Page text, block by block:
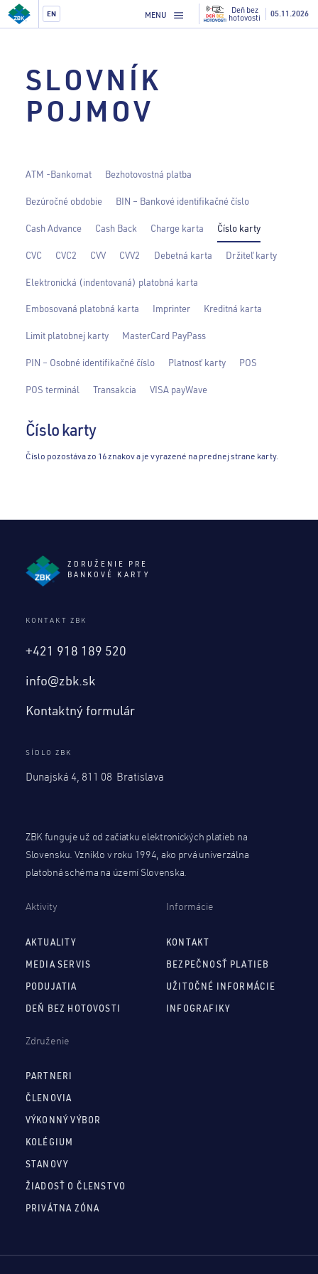
EN MENU
Deň bez
hotovosti 05.11.2026
SLOVNÍK
POJMOV
ATM -Bankomat Bezhotovostná platba
Bezúročné obdobie BIN – Bankové identifikačné číslo
Cash Advance Cash Back Charge karta Číslo karty
CVC CVC2 CVV CVV2 Debetná karta Držiteľ karty
Elektronická (indentovaná) platobná karta
Embosovaná platobná karta Imprinter Kreditná karta
Limit platobnej karty MasterCard PayPass
PIN – Osobné identifikačné číslo Platnosť karty POS
POS terminál Transakcia VISA payWave
Číslo karty
Číslo pozostáva zo 16 znakov a je vyrazené na prednej strane karty.
ZDRUŽENIE PRE
BANKOVÉ KARTY
KONTAKT ZBK
+421 918 189 520
info@zbk.sk
Kontaktný formulár
SÍDLO ZBK
Dunajská 4, 811 08 Bratislava
ZBK funguje už od začiatku elektronických platieb na
Slovensku. Vzniklo v roku 1994, ako prvá univerzálna
platobná schéma na území Slovenska.
Aktivity
AKTUALITY
MEDIA SERVIS
PODUJATIA
DEŇ BEZ HOTOVOSTI
Informácie
KONTAKT
BEZPEČNOSŤ PLATIEB
UŽITOČNÉ INFORMÁCIE
INFOGRAFIKY
Združenie
PARTNERI
ČLENOVIA
VÝKONNÝ VÝBOR
KOLÉGIUM
STANOVY
ŽIADOSŤ O ČLENSTVO
PRIVÁTNA ZÓNA